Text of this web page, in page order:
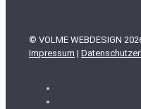
© VOLME WEBDESIGN
Impressum |